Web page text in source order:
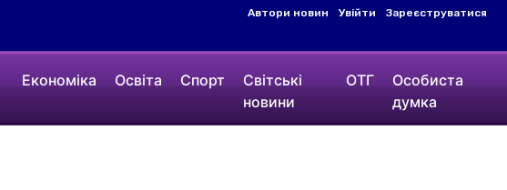
Автори новин Увійти Зареєструватися
Економіка Освіта Спорт
Світські
новини
ОТГ
Особиста
думка